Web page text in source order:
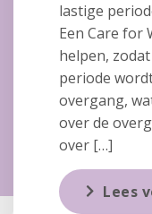
lastige
Een Care for
helpen,
periode
overgang,
over de
over […]
Lees